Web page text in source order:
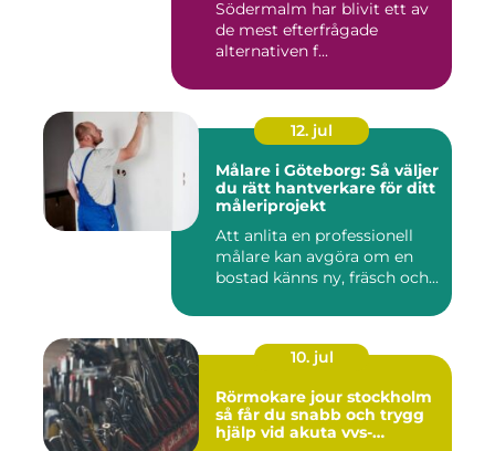
Södermalm har blivit ett av
de mest efterfrågade
alternativen f...
12. jul
Målare i Göteborg: Så väljer
du rätt hantverkare för ditt
måleriprojekt
Att anlita en professionell
målare kan avgöra om en
bostad känns ny, fräsch och...
10. jul
Rörmokare jour stockholm
så får du snabb och trygg
hjälp vid akuta vvs-